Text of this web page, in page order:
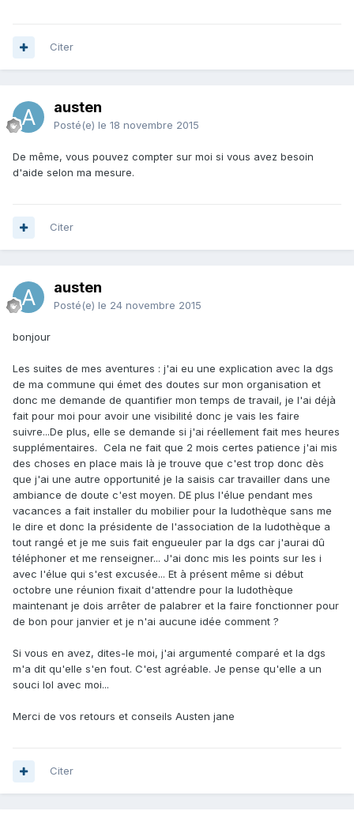
Citer
austen
Posté(e) le 18 novembre 2015
De même, vous pouvez compter sur moi si vous avez besoin
d'aide selon ma mesure.
Citer
austen
Posté(e) le 24 novembre 2015
bonjour
Les suites de mes aventures : j'ai eu une explication avec la dgs
de ma commune qui émet des doutes sur mon organisation et
donc me demande de quantifier mon temps de travail, je l'ai déjà
fait pour moi pour avoir une visibilité donc je vais les faire
suivre...De plus, elle se demande si j'ai réellement fait mes heures
supplémentaires. Cela ne fait que 2 mois certes patience j'ai mis
des choses en place mais là je trouve que c'est trop donc dès
que j'ai une autre opportunité je la saisis car travailler dans une
ambiance de doute c'est moyen. DE plus l'élue pendant mes
vacances a fait installer du mobilier pour la ludothèque sans me
le dire et donc la présidente de l'association de la ludothèque a
tout rangé et je me suis fait engueuler par la dgs car j'aurai dû
téléphoner et me renseigner... J'ai donc mis les points sur les i
avec l'élue qui s'est excusée... Et à présent même si début
octobre une réunion fixait d'attendre pour la ludothèque
maintenant je dois arrêter de palabrer et la faire fonctionner pour
de bon pour janvier et je n'ai aucune idée comment ?
Si vous en avez, dites-le moi, j'ai argumenté comparé et la dgs
m'a dit qu'elle s'en fout. C'est agréable. Je pense qu'elle a un
souci lol avec moi...
Merci de vos retours et conseils Austen jane
Citer